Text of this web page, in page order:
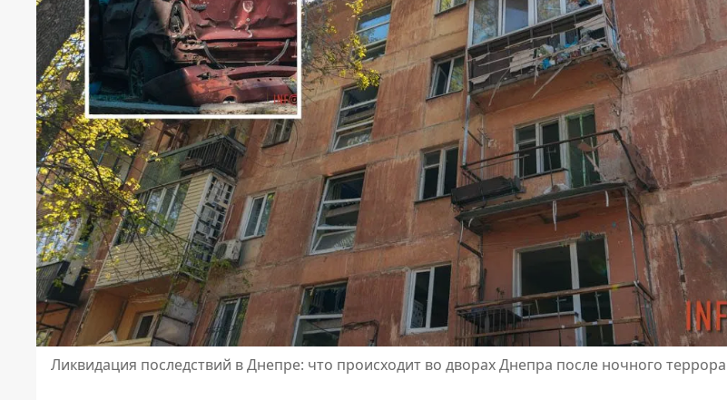
Ликвидация последствий в Днепре: что происходит во дворах Днепра после ночного